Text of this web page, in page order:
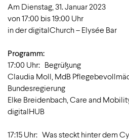
Am Dienstag, 31. Januar 2023
von 17:00 bis 19:00 Uhr
in der digitalChurch – Elysée Bar
Programm:
17:00 Uhr: Begrüßung
Claudia Moll, MdB
Bundesregierung
Elke Breidenbach, Care and
digitalHUB
17:15 Uhr: Was steckt hinter dem